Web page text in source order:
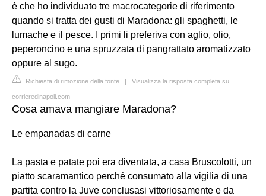
è che ho individuato tre macrocategorie di riferimento
quando si tratta dei gusti di Maradona: gli spaghetti, le
lumache e il pesce. I primi li preferiva con aglio, olio,
peperoncino e una spruzzata di pangrattato aromatizzato
oppure al sugo.
Richiesta di rimozione della fonte | Visualizza la risposta completa su
corrieredinapoli.com
Cosa amava mangiare Maradona?
Le empanadas di carne
La pasta e patate poi era diventata, a casa Bruscolotti, un
piatto scaramantico perché consumato alla vigilia di una
partita contro la Juve conclusasi vittoriosamente e da